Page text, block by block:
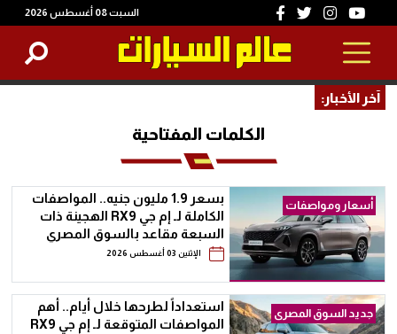
السبت 08 أغسطس 2026
آخر الأخبار:
الكلمات المفتاحية
أسعار ومواصفات
بسعر 1.9 مليون جنيه.. المواصفات
الكاملة لـ إم جي RX9 الهجينة ذات
السبعة مقاعد بالسوق المصري
الإثنين 03 أغسطس 2026
جديد السوق المصرى
استعداداً لطرحها خلال أيام.. أهم
المواصفات المتوقعة لـ إم جي RX9